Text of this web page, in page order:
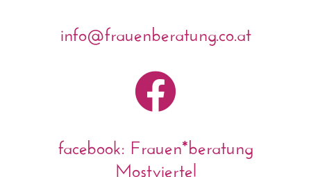
info@frauenberatung.co.at

facebook: Frauen*beratung
Mostviertel